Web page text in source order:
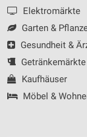
Elektromärkte
Garten &
Gesundheit &
Getränkemärkte
Kaufhäuser
Möbel &